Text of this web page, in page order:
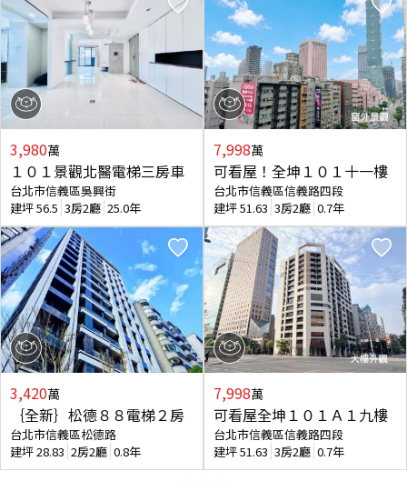
3,980萬
１０１景觀北醫電梯三房車
台北市信義區吳興街
建坪56.5 3房2廳 25.0年
3,420萬
｛全新｝松德８８電梯２房
台北市信義區松德路
建坪28.83 2房2廳 0.8年
7,998萬
可看屋！全坤１０１十一樓
台北市信義區信義路四段
建坪51.63 3房2廳 0.7年
7,998萬
可看屋全坤１０１Ａ１九樓
台北市信義區信義路四段
建坪51.63 3房2廳 0.7年